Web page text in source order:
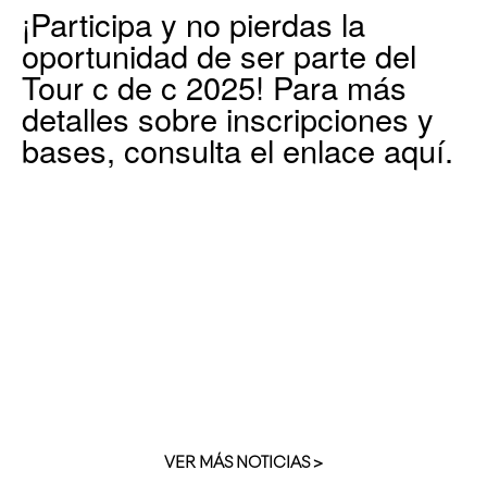
¡Participa y no pierdas la
oportunidad de ser parte del
Tour c de c 2025! Para más
detalles sobre inscripciones y
bases, consulta el enlace aquí.
VER MÁS NOTICIAS >